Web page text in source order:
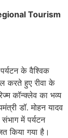
Tourism
के वैश्विक
करते हुए रीवा के
कॉन्क्लेव का भव्य
डॉ. मोहन यादव
में पर्यटन
किया गया है।